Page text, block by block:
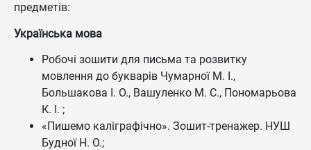
предметів:
Українська мова
Робочі зошити для письма та розвитку
мовлення до букварів Чумарної М. І.,
Большакова І. О., Вашуленко М. С., Пономарьова
К. І. ;
«Пишемо каліграфічно». Зошит-тренажер. НУШ
Будної Н. О.;